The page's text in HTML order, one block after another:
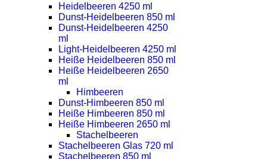
Heidelbeeren 4250 ml
Dunst-Heidelbeeren 850 ml
Dunst-Heidelbeeren 4250
ml
Light-Heidelbeeren 4250 ml
Heiße Heidelbeeren 850 ml
Heiße Heidelbeeren 2650
ml
Himbeeren
Dunst-Himbeeren 850 ml
Heiße Himbeeren 850 ml
Heiße Himbeeren 2650 ml
Stachelbeeren
Stachelbeeren Glas 720 ml
Stachelbeeren 850 ml